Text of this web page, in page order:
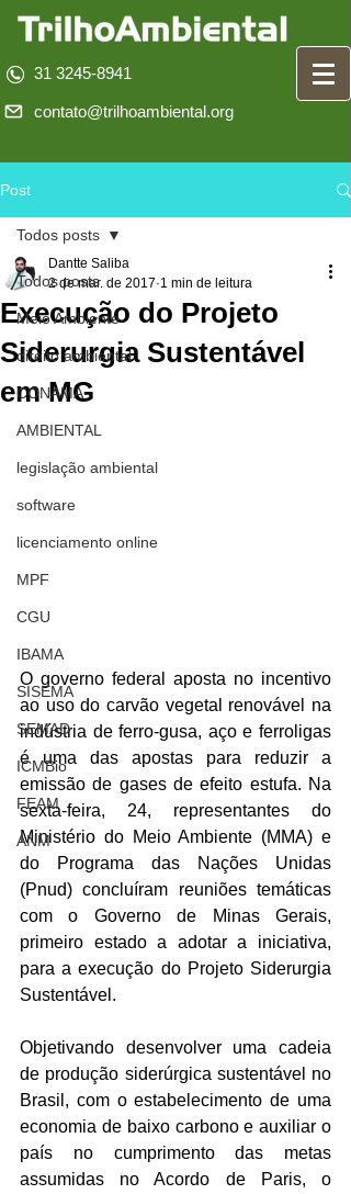
31 3245-8941
contato@trilhoambiental.org
Post
Todos posts
Meio Ambiente
direito ambiental
CONAMA
AMBIENTAL
legislação ambiental
software
licenciamento online
MPF
CGU
IBAMA
SISEMA
SEMAD
ICMBio
FEAM
ANM
Todos posts
Execução do Projeto
Siderurgia Sustentável
em MG
Dantte Saliba
2 de mar. de 2017 1 min de leitura
O governo federal aposta no incentivo
ao uso do carvão vegetal renovável na
indústria de ferro-gusa, aço e ferroligas
é uma das apostas para reduzir a
emissão de gases de efeito estufa. Na
sexta-feira, 24, representantes do
Ministério do Meio Ambiente (MMA) e
do Programa das Nações Unidas
(Pnud) concluíram reuniões temáticas
com o Governo de Minas Gerais,
primeiro estado a adotar a iniciativa,
para a execução do Projeto Siderurgia
Sustentável.
Objetivando desenvolver uma cadeia
de produção siderúrgica sustentável no
Brasil, com o estabelecimento de uma
economia de baixo carbono e auxiliar o
país no cumprimento das metas
assumidas no Acordo de Paris, o